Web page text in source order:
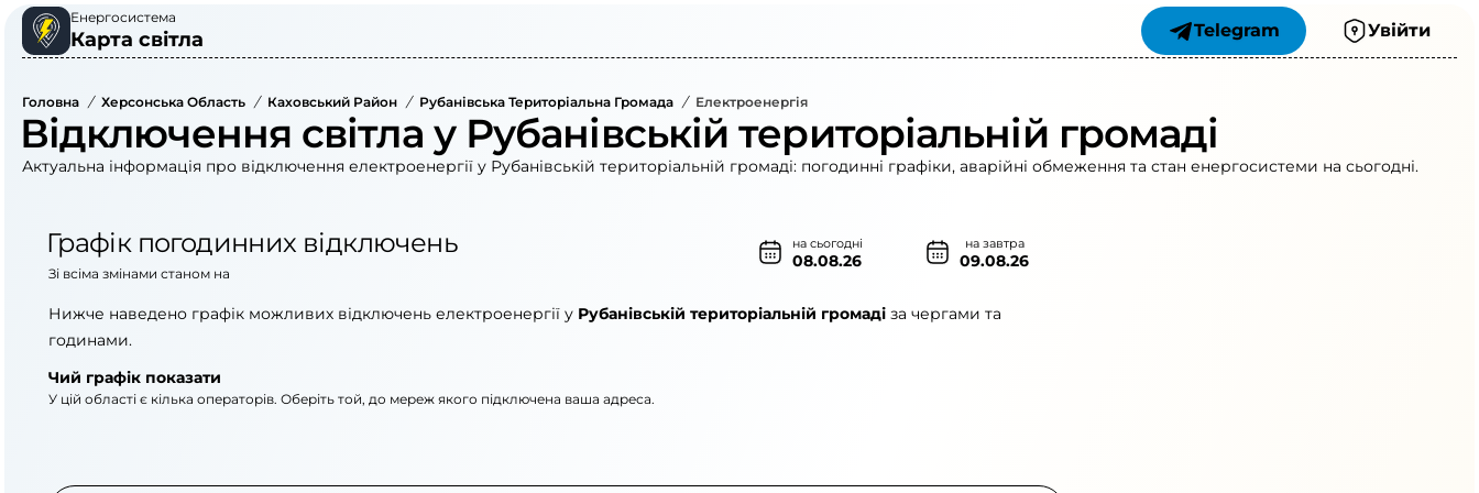
Енергосистема
Карта світла Telegram Увійти
Головна / Херсонська Область / Каховський Район / Рубанівська Територіальна Громада / Електроенергія
Відключення світла у Рубанівській територіальній громаді
Актуальна інформація про відключення електроенергії у Рубанівській територіальній громаді: погодинні графіки, аварійні обмеження та стан енергосистеми на сьогодні.
Графік погодинних відключень на сьогодні
08.08.26
на завтра
09.08.26
Зі всіма змінами станом на
Нижче наведено графік можливих відключень електроенергії у Рубанівській територіальній громаді за чергами та
годинами.
Чий графік показати
У цій області є кілька операторів. Оберіть той, до мереж якого підключена ваша адреса.